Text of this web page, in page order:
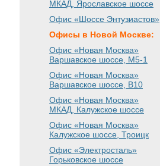
МКАД, Ярославское шоссе
Офис «Шоссе Энтузиастов»
Офисы в Новой Москве:
Офис «Новая Москва»
Варшавское шоссе , М5-1
Офис «Новая Москва»
Варшавское шоссе , B10
Офис «Новая Москва»
МКАД, Калужское шоссе
Офис «Новая Москва»
Калужское шоссе, Троицк
Офис «Электросталь»
Горьковское шоссе